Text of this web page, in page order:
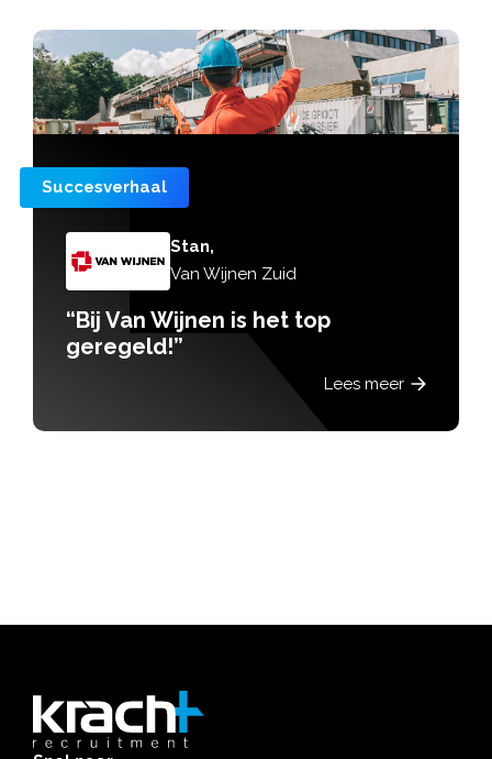
Succesverhaal
Stan,
Van Wijnen Zuid
“Bij Van Wijnen is het top
geregeld!”
Lees meer